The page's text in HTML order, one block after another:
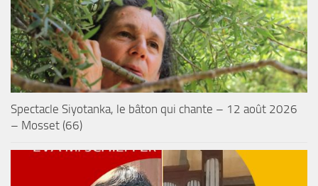
Spectacle Siyotanka, le bâton qui chante – 12 août 2026
– Mosset (66)